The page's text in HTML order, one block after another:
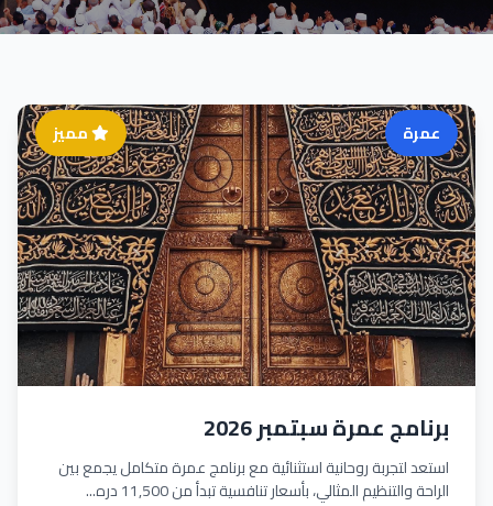
عمرة مميز
برنامج عمرة سبتمبر 2026
استعد لتجربة روحانية استثنائية مع برنامج عمرة متكامل يجمع بين
الراحة والتنظيم المثالي، بأسعار تنافسية تبدأ من 11,500 دره...